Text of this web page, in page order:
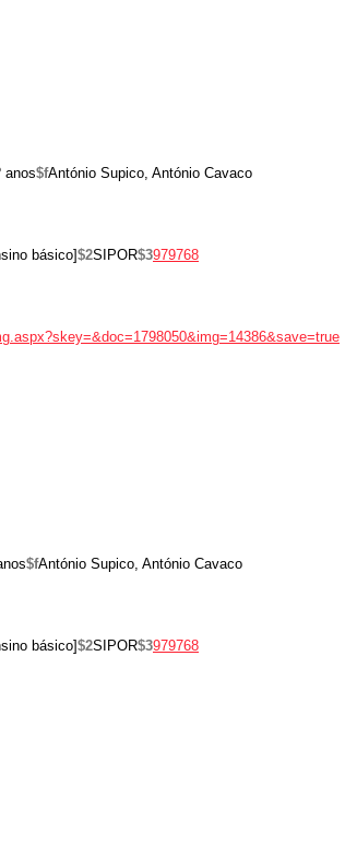
anos$fAntónio Supico, António Cavaco
básico]$2SIPOR$3979768
$fAntónio Supico, António Cavaco
básico]$2SIPOR$3979768